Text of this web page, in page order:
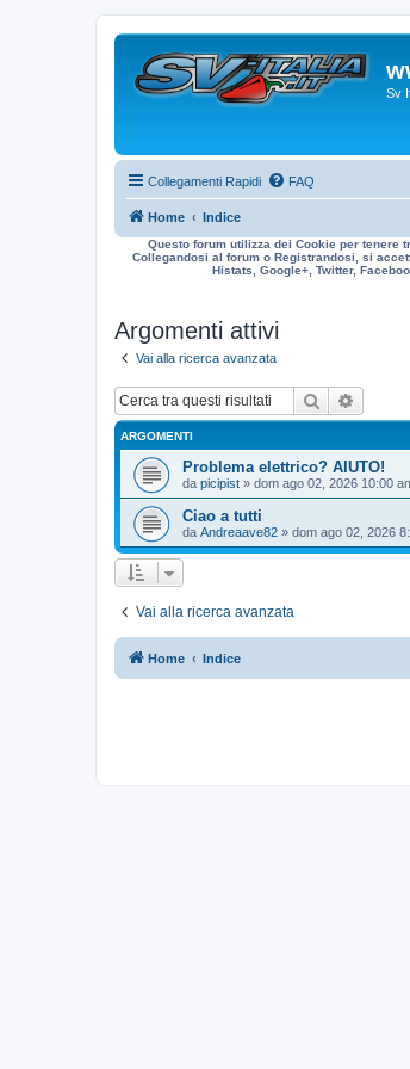
Sv
Collegamenti Rapidi FAQ
Home Indice
Questo forum utilizza dei Cookie per tenere
Collegandosi al forum o Registrandosi, si
Histats, Google+, Twitter,
Argomenti attivi
Vai alla ricerca avanzata
Cerca
ARGOMENTI
Problema elettrico? AIUTO!
da picipist » dom ago 02, 2026 10:00
Ciao a tutti
da Andreaave82 » dom ago 02, 2026
Vai alla ricerca avanzata
Home Indice